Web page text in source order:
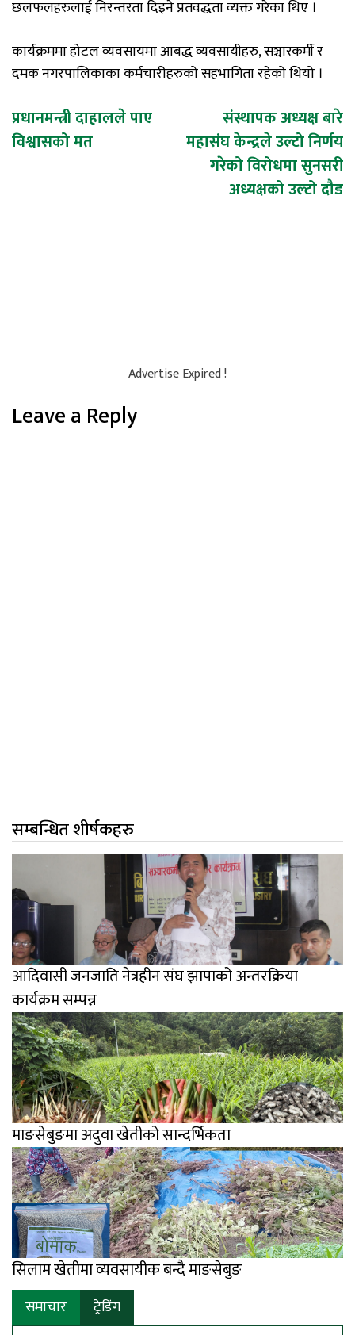
छलफलहरुलाई निरन्तरता दिइने प्रतवद्धता व्यक्त गरेका थिए ।
कार्यक्रममा होटल व्यवसायमा आबद्ध व्यवसायीहरु, सञ्चारकर्मी र
दमक नगरपालिकाका कर्मचारीहरुको सहभागिता रहेको थियो ।
Post
navigation
प्रधानमन्त्री दाहालले पाए
विश्वासको मत
संस्थापक अध्यक्ष बारे
महासंघ केन्द्रले उल्टो निर्णय
गरेको विरोधमा सुनसरी
अध्यक्षको उल्टो दौड
Advertise Expired !
Leave a Reply
सम्बन्धित शीर्षकहरु
आदिवासी जनजाति नेत्रहीन संघ झापाको अन्तरक्रिया
कार्यक्रम सम्पन्न
माङसेबुङमा अदुवा खेतीको सान्दर्भिकता
सिलाम खेतीमा व्यवसायीक बन्दै माङसेबुङ
समाचार ट्रेडिंग